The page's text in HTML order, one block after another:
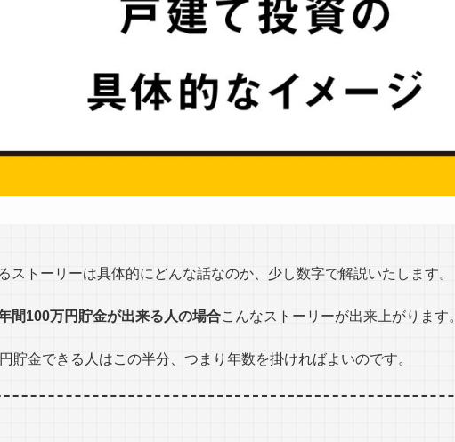
ストーリーは具体的にどんな話なのか、少し数字で解説いたします。
間100万円貯金が出来る人の場合こんなストーリーが出来上がります
貯金できる人はこの半分、つまり年数を掛ければよいのです。